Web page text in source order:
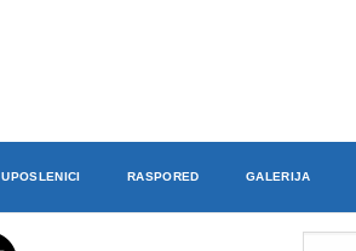
UPOSLENICI RASPORED GALERIJA